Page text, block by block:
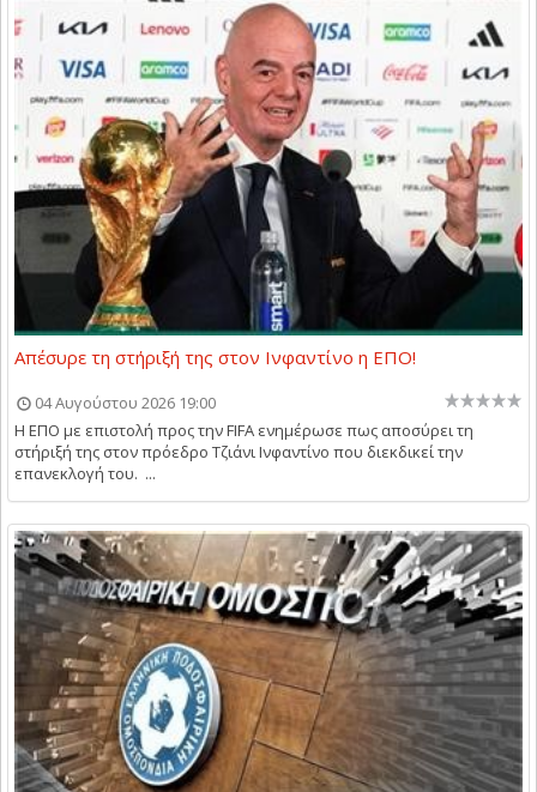
Απέσυρε τη στήριξή της στον Ινφαντίνο η ΕΠΟ!
04 Αυγούστου 2026 19:00
Η ΕΠΟ με επιστολή προς την FIFA ενημέρωσε πως αποσύρει τη
στήριξή της στον πρόεδρο Τζιάνι Ινφαντίνο που διεκδικεί την
επανεκλογή του. ...